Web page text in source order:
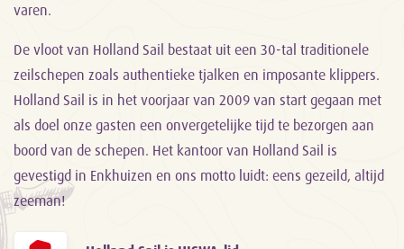
varen.
De vloot van Holland Sail bestaat uit een 30-tal traditionele
zeilschepen zoals authentieke tjalken en imposante klippers.
Holland Sail is in het voorjaar van 2009 van start gegaan met
als doel onze gasten een onvergetelijke tijd te bezorgen aan
boord van de schepen. Het kantoor van Holland Sail is
gevestigd in Enkhuizen en ons motto luidt: eens gezeild, altijd
zeeman!